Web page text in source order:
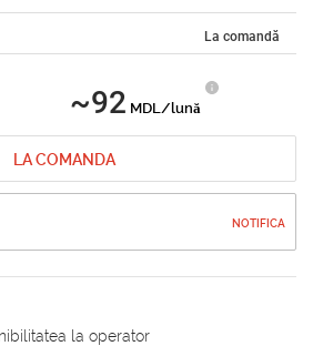
La comandă
~92 MDL/lună
LA COMANDA
NOTIFICA
la operator